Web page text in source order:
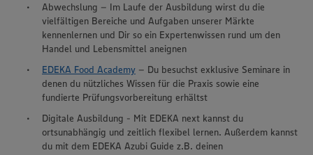
Abwechslung – Im Laufe der Ausbildung wirst du die
vielfältigen Bereiche und Aufgaben unserer Märkte
kennenlernen und Dir so ein Expertenwissen rund um den
Handel und Lebensmittel aneignen
EDEKA Food Academy – Du besuchst exklusive Seminare in
denen du nützliches Wissen für die Praxis sowie eine
fundierte Prüfungsvorbereitung erhältst
Digitale Ausbildung - Mit EDEKA next kannst du
ortsunabhängig und zeitlich flexibel lernen. Außerdem kannst
du mit dem EDEKA Azubi Guide z.B. deinen